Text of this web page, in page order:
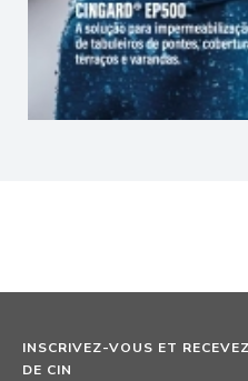
INSCRIVEZ-VOUS ET
DE CIN